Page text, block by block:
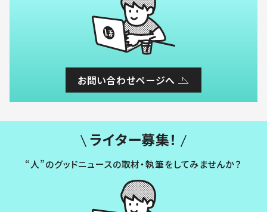
お問い合わせページへ
ライター募集！
“人”のグッドニュースの取材・執筆をしてみませんか？